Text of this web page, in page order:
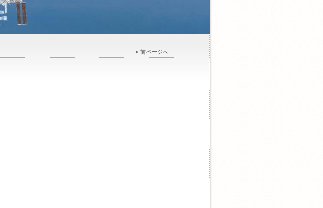
« 前ページへ